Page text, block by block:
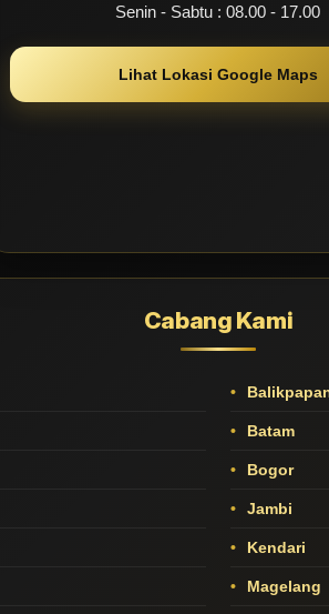
Senin - Sabtu : 08.00 - 17.00
Lihat Lokasi Google Maps
Cabang Kami
Batam
Bogor
Jambi
Kendari
Magelang